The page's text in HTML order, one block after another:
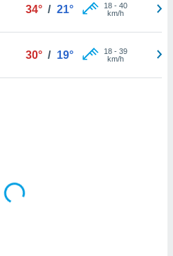
34° / 21° 18- 40
km/h
30° / 19° 18- 39
km/h